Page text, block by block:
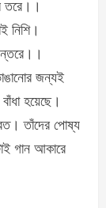
তরে।।
নিশি।
জন্যই
হয়েছে।
তাঁদের পোষ্য
গান আকারে